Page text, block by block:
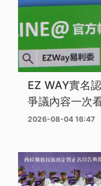
EZ WAY實名
爭議內容一次
2026-08-04 16:47